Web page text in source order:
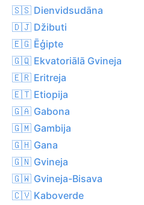
🇸🇸 Dienvidsudāna
🇩🇯 Džibuti
🇪🇬 Ēģipte
🇬🇶 Ekvatoriālā Gvineja
🇪🇷 Eritreja
🇪🇹 Etiopija
🇬🇦 Gabona
🇬🇲 Gambija
🇬🇭 Gana
🇬🇳 Gvineja
🇬🇼 Gvineja-Bisava
🇨🇻 Kaboverde